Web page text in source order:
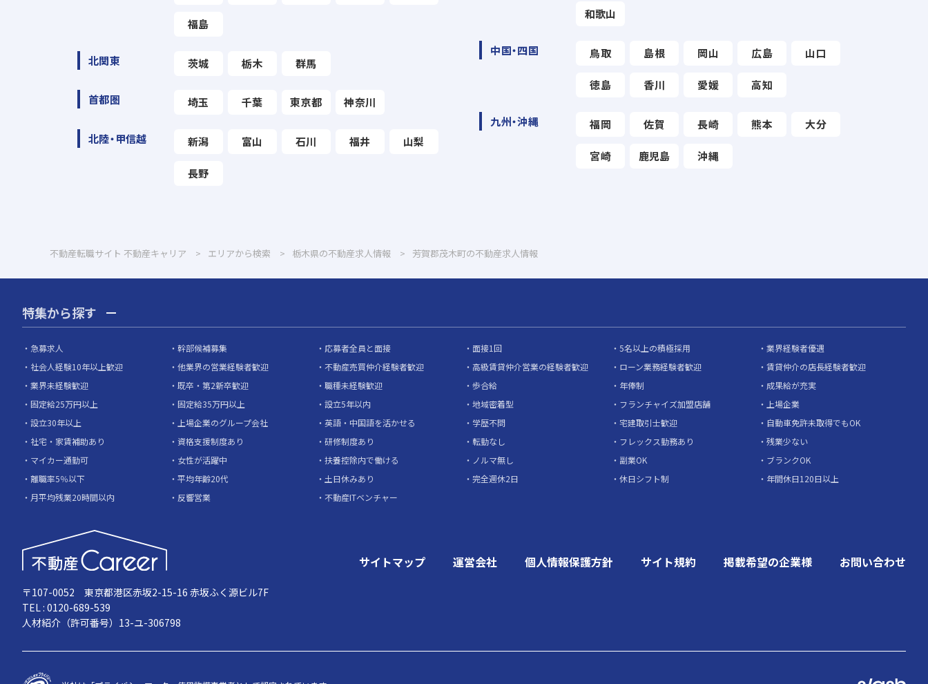
福島
北関東 茨城 栃木 群馬
首都圏 埼玉 千葉 東京都 神奈川
北陸・甲信越 新潟 富山 石川 福井 山梨
長野
和歌山
中国・四国 鳥取 島根 岡山 広島 山口
徳島 香川 愛媛 高知
九州・沖縄 福岡 佐賀 長崎 熊本 大分
宮崎 鹿児島 沖縄
不動産転職サイト 不動産キャリア エリアから検索 栃木県の不動産求人情報 芳賀郡茂木町の不動産求人情報
特集から探す
急募求人 幹部候補募集 応募者全員と面接 面接1回 5名以上の積極採用
業界経験者優遇
社会人経験10年以上歓迎
他業界の営業経験者歓迎 不動産売買仲介経験者歓迎 高級賃貸仲介営業の経験者歓迎 ローン業務経験者歓迎
賃貸仲介の店長経験者歓迎
業界未経験歓迎
既卒・第2新卒歓迎 職種未経験歓迎 歩合給 年俸制
成果給が充実
固定給25万円以上
固定給35万円以上 設立5年以内 地域密着型 フランチャイズ加盟店舗
上場企業
設立30年以上
上場企業のグループ会社 英語・中国語を活かせる 学歴不問 宅建取引士歓迎
自動車免許未取得でもOK
社宅・家賃補助あり
資格支援制度あり 研修制度あり 転勤なし フレックス勤務あり
残業少ない
マイカー通勤可
女性が活躍中 扶養控除内で働ける ノルマ無し 副業OK
ブランクOK
離職率5％以下
平均年齢20代 土日休みあり 完全週休2日 休日シフト制
年間休日120日以上
月平均残業20時間以内
反響営業 不動産ITベンチャー
サイトマップ 運営会社 個人情報保護方針 サイト規約 掲載希望の企業様 お問い合わせ
〒107-0052 東京都港区赤坂2-15-16 赤坂ふく源ビル7F
TEL : 0120-689-539
人材紹介（許可番号）13-ユ-306798